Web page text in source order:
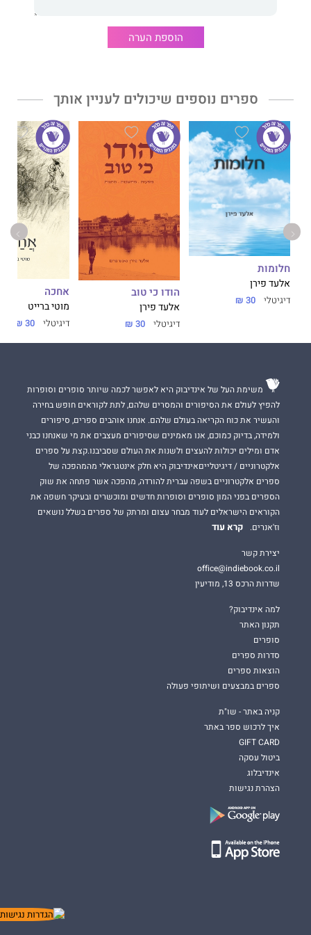
הוספת הערה
ספרים נוספים שיכולים לעניין אותך
חלומות
אלעד פירן
דיגיטלי 30 ₪
הודו כי טוב
אלעד פירן
דיגיטלי 30 ₪
אחכה
מוטי ברייט
דיגיטלי 30 ₪
משימת העל של אינדיבוק היא לאפשר לכמה שיותר סופרים וסופרות
להפיץ לעולם את הסיפורים והמסרים שלהם, לתת לקוראים חופש בחירה
והעשיר את כוח הקריאה בעולם שלהם. אנחנו אוהבים ספרים, סיפורים
ולמידה, בדיוק כמוכם, אנו מאמינים שסיפורים מעצבים את מי שאנחנו כבני
אדם ומילים יכולות להעצים ולשנות את העולם שסביבנו.קצת על ספרים
אלקטרוניים / דיגיטלייםאינדיבוק היא חלק אינטגראלי מהמהפכה של
ספרים אלקטרוניים בשפה עברית להורדה, מהפכה אשר פתחה את שוק
הספרים בפני המון סופרים וסופרות חדשים ומוכשרים ובעיקר חשפה את
הקוראים הישראלים לעוד מבחר עצום ומרתק של ספרים בשלל נושאים
וז'אנרים.
קרא עוד
יצירת קשר
office@indiebook.co.il
שדרות הרכס 13, מודיעין
למה אינדיבוק?
תקנון האתר
סופרים
סדרות ספרים
הוצאות ספרים
ספרים במבצעים ושיתופי פעולה
קניה באתר - שו"ת
איך לרכוש ספר באתר
GIFT CARD
ביטול עסקה
אינדיבלוג
הצהרת נגישות